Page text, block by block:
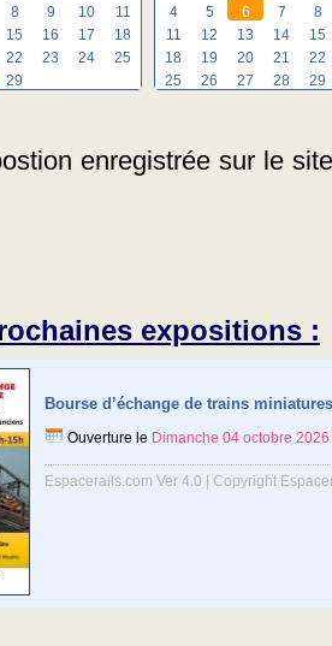
8 9 10
11
15 16 17
18
22 23 24
25
29
4
5 6 7
8
11
12 13 14
15
18
19 20 21
22
25
26 27 28 29
enregistrée sur le
expositions :
Bourse d’échange de trains
Ouverture le Dimanche 04 octobre 2026
Espacerails.com Ver 4.0 | Copyright